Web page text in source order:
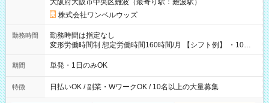
大阪府大阪市中央区難波（最寄り駅：難波駅）
株式会社ワンベルウッズ
勤務時間
勤務時間は指定なし
変形労働時間制 想定労働時間160時間/月 【シフト例】 ・10：
00～20：00
期間 単発・1日のみOK
特徴 日払いOK / 副業・WワークOK / 10名以上の大量募集